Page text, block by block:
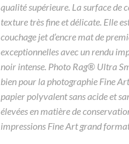
qualité supérieure. La surface de
texture très fine et délicate. Elle
couchage jet d’encre mat de
exceptionnelles avec un rendu
noir intense. Photo Rag® Ultra
bien pour la photographie Fine
papier polyvalent sans acide et
élevées en matière de
impressions Fine Art grand